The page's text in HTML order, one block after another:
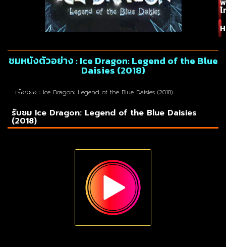
ชมหนังตัวอย่าง : Ice Dragon: Legend of the Blue
Daisies (2018)
เรื่องย่อ : Ice Dragon: Legend of the Blue Daisies (2018)
รับชม Ice Dragon: Legend of the Blue Daisies
(2018)